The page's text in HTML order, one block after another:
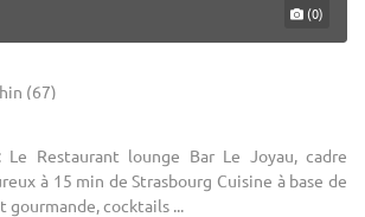
(0)
(67)
Restaurant lounge Bar Le Joyau, cadre
à 15 min de Strasbourg Cuisine à base de
cocktails ...